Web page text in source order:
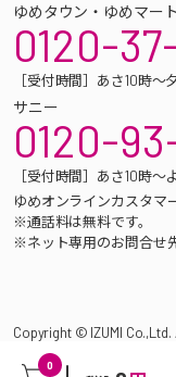
0
ゆめタウン・ゆめマー
0120-
［受付時間］あさ10時～
サニー
0120-
［受付時間］あさ10時～
ゆめオンラインカスタマ
※通話料は無料です。
※ネット専用のお問合せ
Copyright © IZUMI